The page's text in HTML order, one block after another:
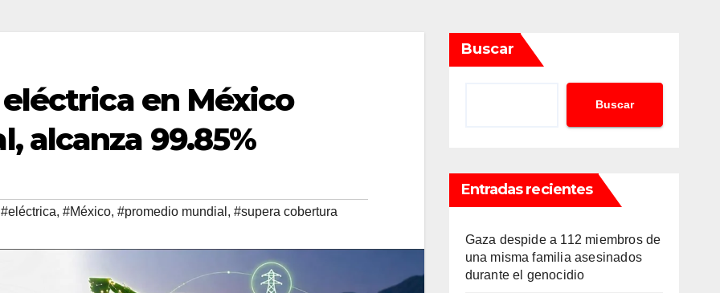
en México
alcanza 99.85%
#eléctrica, #México, #promedio mundial , #supera cobertura
Buscar
Buscar
Entradas recientes
Gaza despide a 112 miembros de
una misma familia asesinados
durante el genocidio